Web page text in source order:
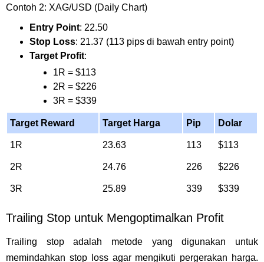
Contoh 2: XAG/USD (Daily Chart)
Entry Point: 22.50
Stop Loss: 21.37 (113 pips di bawah entry point)
Target Profit:
1R = $113
2R = $226
3R = $339
Target Reward Target Harga Pip Dolar
1R 23.63 113 $113
2R 24.76 226 $226
3R 25.89 339 $339
Trailing Stop untuk Mengoptimalkan Profit
Trailing stop adalah metode yang digunakan untuk
memindahkan stop loss agar mengikuti pergerakan harga.